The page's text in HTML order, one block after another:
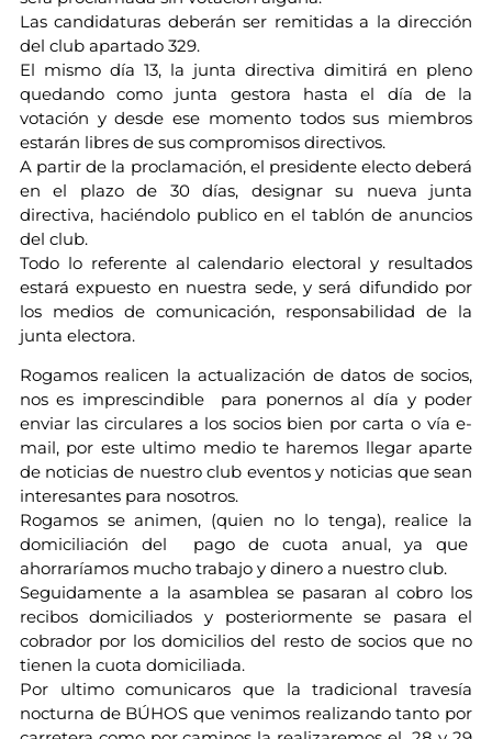
Las candidaturas deberán ser remitidas a la dirección
del club apartado 329.
El mismo día 13, la junta directiva dimitirá en pleno
quedando como junta gestora hasta el día de la
votación y desde ese momento todos sus miembros
estarán libres de sus compromisos directivos.
A partir de la proclamación, el presidente electo deberá
en el plazo de 30 días, designar su nueva junta
directiva, haciéndolo publico en el tablón de anuncios
del club.
Todo lo referente al calendario electoral y resultados
estará expuesto en nuestra sede, y será difundido por
los medios de comunicación, responsabilidad de la
junta electora.
Rogamos realicen la actualización de datos de socios,
nos es imprescindible para ponernos al día y poder
enviar las circulares a los socios bien por carta o vía e-
mail, por este ultimo medio te haremos llegar aparte
de noticias de nuestro club eventos y noticias que sean
interesantes para nosotros.
Rogamos se animen, (quien no lo tenga), realice la
domiciliación del pago de cuota anual, ya que
ahorraríamos mucho trabajo y dinero a nuestro club.
Seguidamente a la asamblea se pasaran al cobro los
recibos domiciliados y posteriormente se pasara el
cobrador por los domicilios del resto de socios que no
tienen la cuota domiciliada.
Por ultimo comunicaros que la tradicional travesía
nocturna de BÚHOS que venimos realizando tanto por